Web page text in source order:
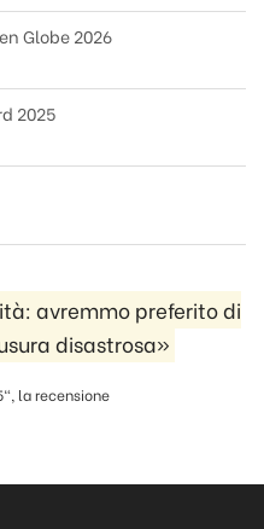
Globe 2026
2025
avremmo preferito di
disastrosa»
la recensione